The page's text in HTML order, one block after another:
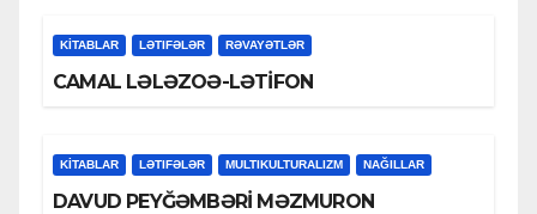
KİTABLAR LƏTIFƏLƏR RƏVAYƏTLƏR
CAMAL LƏLƏZOƏ-LƏTİFON
KİTABLAR LƏTIFƏLƏR MULTIKULTURALIZM NAĞILLAR
DAVUD PEYĞƏMBƏRİ MƏZMURON